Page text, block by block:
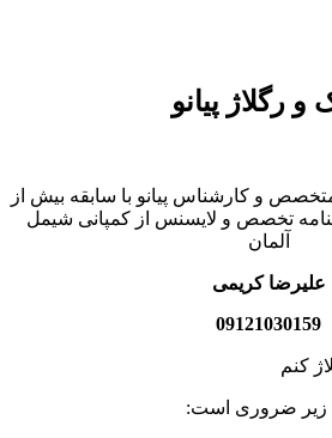
و رگلاژ پیانو
و کارشناس پیانو با سابقه بیش از
تخصص و لایسنس از کمپانی شیمل
آلمان
علیرضا کریمی
09121030159
کنم
زیر ضروری است: